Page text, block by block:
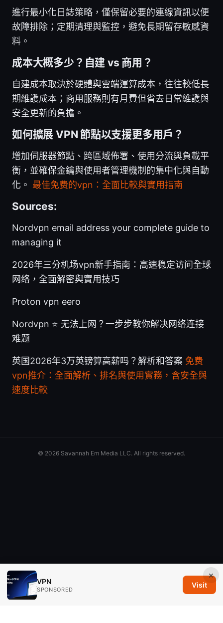
進行最小化日誌策略，僅保留必要的連線資訊以便
故障排除；定期清理與監控，避免長期留存敏感資
料。
成本大概多少？自建 vs 商用？
自建成本取決於硬體與雲端運算成本，往往較低長
期維護成本；商用服務則有月費但省去日常維護與
安全更新的負擔。
如何擴展 VPN 節點以支援更多用戶？
增加伺服器節點、跨區域佈署、使用分流與負載平
衡，並確保金鑰與使用者管理機制的集中化與自動
化。 最佳免费的vpn：全面比較與實用指南
Sources:
Nordvpn email address your complete guide to
managing it
2026年三分机场vpn新手指南：高速稳定访问全球
网络，全面解密與實用技巧
Proton vpn eero
Nordvpn ⭐ 无法上网？一步步教你解决网络连接
难题
英国2026年3万英镑算高薪吗？解析和答案 免费
vpn推介：全面解析、排名與使用實務，含安全與
速度比較
×
VPN
SPONSORED
Visit
© 2026 Savannah Em Media LLC. All rights reserved.